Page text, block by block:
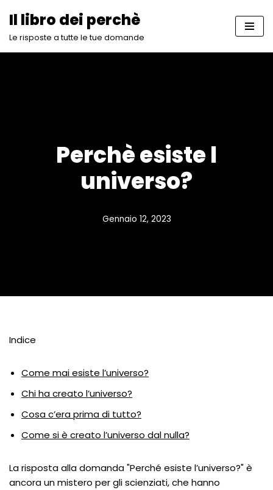
Vai
Il libro dei perchè
Le risposte a tutte le tue domande
Perchè esiste l
universo?
Gennaio 12, 2023
Indice
Come mai esiste l’universo?
Chi ha creato l’universo?
Cosa c’era prima di tutto?
Come si è creato l’universo dal nulla?
La risposta alla domanda "Perché esiste l’universo?" è
ancora un mistero per gli scienziati, che hanno